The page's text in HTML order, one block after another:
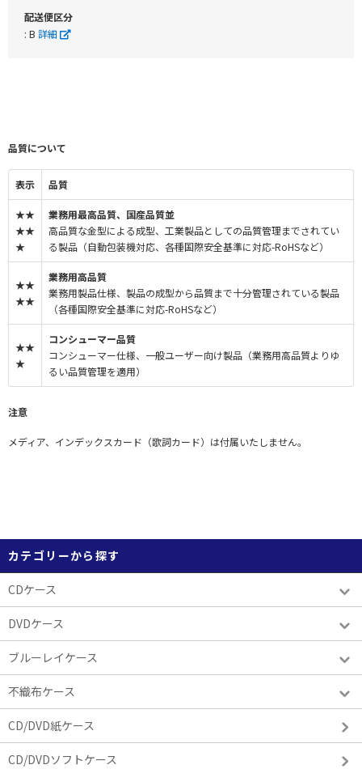
配送便区分
: B 詳細
品質について
表示 品質
★★
★★
★
業務用最高品質、国産品質並
高品質な金型による成型、工業製品としての品質管理までされてい
る製品（自動包装機対応、各種国際安全基準に対応-RoHSなど）
★★
★★
業務用高品質
業務用製品仕様、製品の成型から品質まで十分管理されている製品
（各種国際安全基準に対応-RoHSなど）
★★
★
コンシューマー品質
コンシューマー仕様、一般ユーザー向け製品（業務用高品質よりゆ
るい品質管理を適用）
注意
メディア、インデックスカード（歌詞カード）は付属いたしません。
カテゴリーから探す
CDケース
DVDケース
ブルーレイケース
不織布ケース
CD/DVD紙ケース
CD/DVDソフトケース